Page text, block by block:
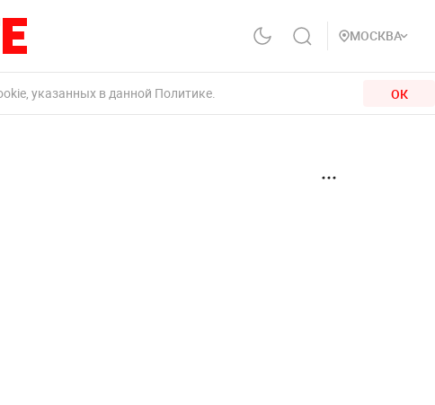
МОСКВА
указанных в данной Политике. ОК